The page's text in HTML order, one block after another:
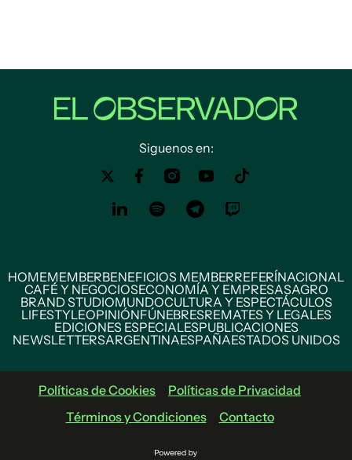
Siguenos en:
HOMEMEMBERBENEFICIOS MEMBERREFERÍNACIONAL
CAFÉ Y NEGOCIOSECONOMÍA Y EMPRESASAGRO
BRAND STUDIOMUNDOCULTURA Y ESPECTÁCULOS
LIFESTYLEOPINIÓNFÚNEBRESREMATES Y LEGALES
EDICIONES ESPECIALESPUBLICACIONES
NEWSLETTERSARGENTINAESPAÑAESTADOS UNIDOS
Políticas de Cookies
Políticas de Privacidad
Términos y Condiciones
Contacto